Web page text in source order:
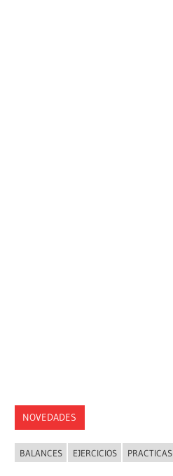
NOVEDADES
BALANCES EJERCICIOS PRACTICAS